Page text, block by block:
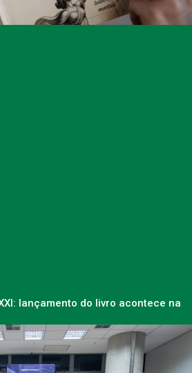
lançamento do livro acontece na